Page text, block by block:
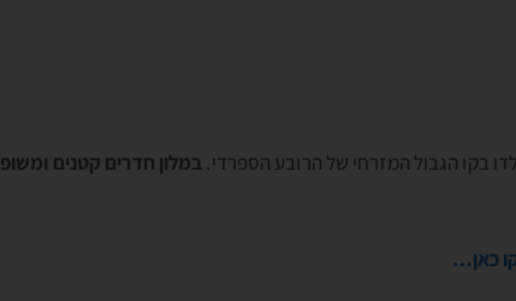
בקו הגבול המזרחי של הרובע הספרדי. במלון חדרים קטנים